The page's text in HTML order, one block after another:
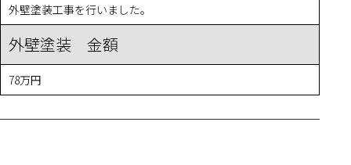
外壁塗装工事を行いました。
外壁塗装 金額
78万円